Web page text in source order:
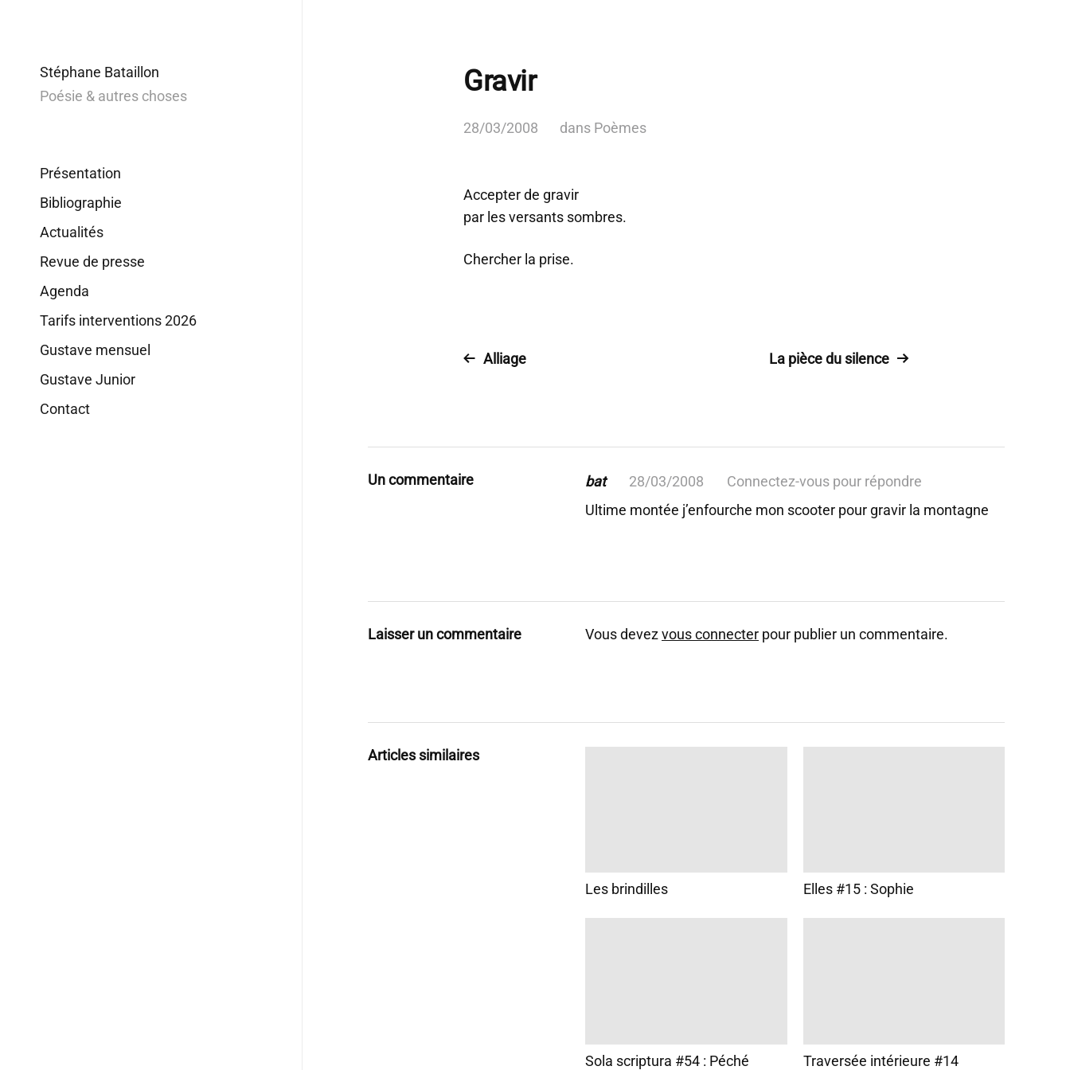
Stéphane Bataillon
Poésie & autres choses
Présentation
Bibliographie
Actualités
Revue de presse
Agenda
Tarifs interventions 2026
Gustave mensuel
Gustave Junior
Contact
Gravir
28/03/2008 dans Poèmes
Accepter de gravir
par les versants sombres.
Chercher la prise.
Alliage La pièce du silence
Un commentaire bat 28/03/2008
Connectez-vous pour répondre
Ultime montée j’enfourche mon scooter pour gravir la montagne
Laisser un commentaire Vous devezvous connecter pour publier un commentaire.
Articles similaires
Les brindilles Elles #15 : Sophie
Sola scriptura #54 : Péché Traversée intérieure #14